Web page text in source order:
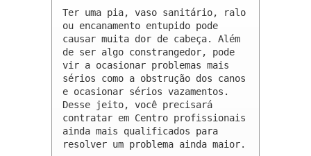
Ter uma pia, vaso sanitário, ralo
ou encanamento entupido pode
causar muita dor de cabeça. Além
de ser algo constrangedor, pode
vir a ocasionar problemas mais
sérios como a obstrução dos canos
e ocasionar sérios vazamentos.
Desse jeito, você precisará
contratar em Centro profissionais
ainda mais qualificados para
resolver um problema ainda maior.